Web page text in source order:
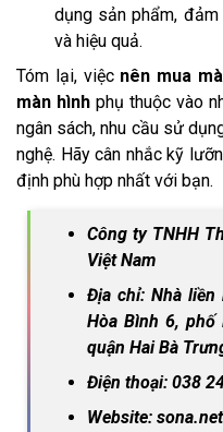
dụng sản phẩm,
và hiệu quả.
Tóm lại, việc nên mua
màn hìnhphụ thuộc vào
ngân sách, nhu cầu sử
nghệ. Hãy cân nhắc kỹ
định phù hợp nhất với bạn.
Công ty TNHH
Việt Nam
Địa chỉ: Nhà liền
Hòa Bình 6, phố
quận Hai Bà
Điện thoại: 038
Website: